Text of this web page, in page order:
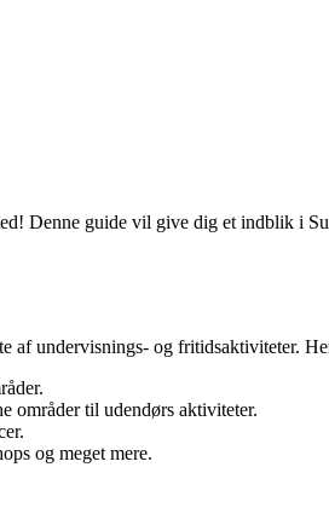
Denne guide vil give dig et indblik i
undervisnings- og fritidsaktiviteter.
områder til udendørs aktiviteter.
og meget mere.